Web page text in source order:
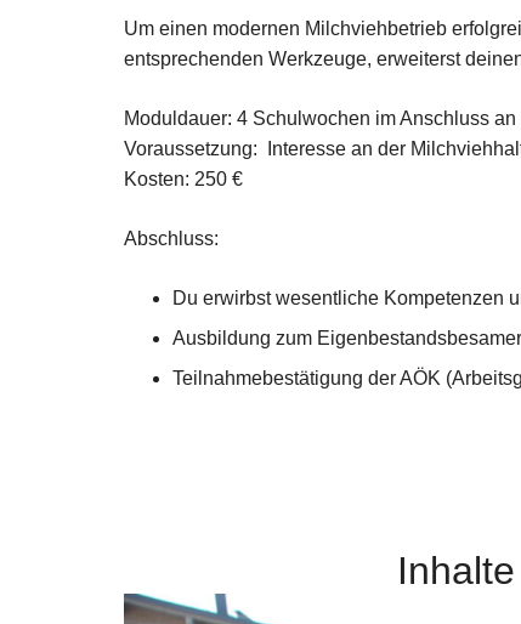
Um einen modernen Milchviehbetrieb
entsprechenden Werkzeuge, erweiterst
Moduldauer: 4 Schulwochen im Anschluss
Voraussetzung: Interesse an der
Kosten: 250 €
Abschluss:
Du erwirbst wesentliche Kompetenzen
Ausbildung zum Eigenbestandsbesamer
Teilnahmebestätigung der AÖK
Inhalte